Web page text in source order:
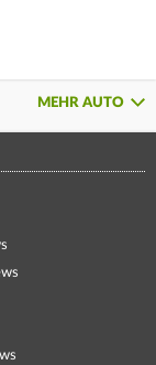
MEHR AUTO